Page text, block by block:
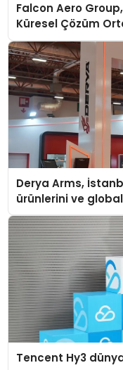
Falcon Aero
Küresel Çözüm
Derya Arms,
ürünlerini ve
Tencent Hy3